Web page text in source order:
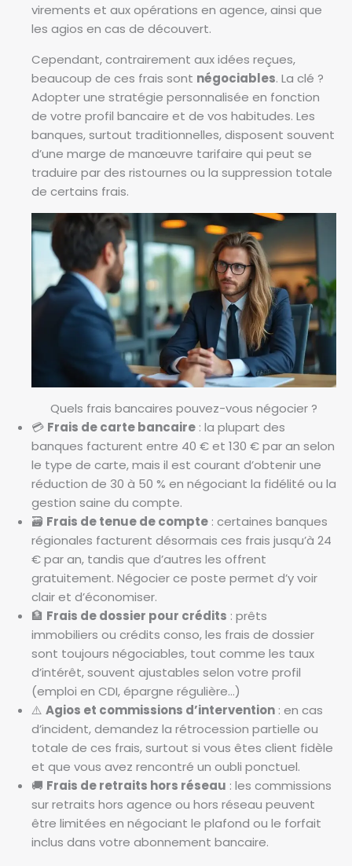
virements et aux opérations en agence, ainsi que
les agios en cas de découvert.
Cependant, contrairement aux idées reçues,
beaucoup de ces frais sont négociables. La clé ?
Adopter une stratégie personnalisée en fonction
de votre profil bancaire et de vos habitudes. Les
banques, surtout traditionnelles, disposent souvent
d’une marge de manœuvre tarifaire qui peut se
traduire par des ristournes ou la suppression totale
de certains frais.
Quels frais bancaires pouvez-vous négocier ?
💳 Frais de carte bancaire : la plupart des
banques facturent entre 40 € et 130 € par an selon
le type de carte, mais il est courant d’obtenir une
réduction de 30 à 50 % en négociant la fidélité ou la
gestion saine du compte.
🗃️ Frais de tenue de compte : certaines banques
régionales facturent désormais ces frais jusqu’à 24
€ par an, tandis que d’autres les offrent
gratuitement. Négocier ce poste permet d’y voir
clair et d’économiser.
🏦 Frais de dossier pour crédits : prêts
immobiliers ou crédits conso, les frais de dossier
sont toujours négociables, tout comme les taux
d’intérêt, souvent ajustables selon votre profil
(emploi en CDI, épargne régulière…)
⚠️ Agios et commissions d’intervention : en cas
d’incident, demandez la rétrocession partielle ou
totale de ces frais, surtout si vous êtes client fidèle
et que vous avez rencontré un oubli ponctuel.
🚚 Frais de retraits hors réseau : les commissions
sur retraits hors agence ou hors réseau peuvent
être limitées en négociant le plafond ou le forfait
inclus dans votre abonnement bancaire.